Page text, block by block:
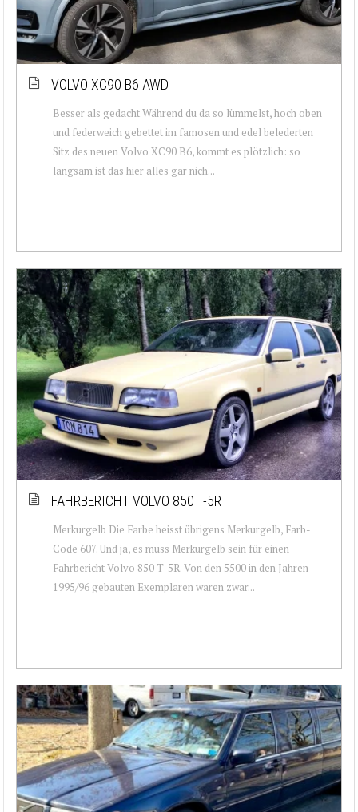
VOLVO XC90 B6 AWD
Besser als gedacht Während du da so lümmelst, hoch oben
und federweich gebettet im famosen und edel belederten
Sitz des neuen Volvo XC90 B6, kommt es plötzlich: so
langsam ist das hier alles gar nich...
FAHRBERICHT VOLVO 850 T-5R
Merkurgelb Die Farbe heisst übrigens Merkurgelb, Farb-
Code 607. Und ja, es muss Merkurgelb sein für einen
Fahrbericht Volvo 850 T-5R. Von den 5500 in den Jahren
1995/96 gebauten Exemplaren waren zwar...